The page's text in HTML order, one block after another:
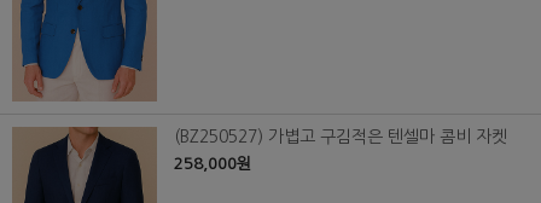
(BZ250527) 가볍고 구김적은 텐셀마 콤비 자켓
258,000원